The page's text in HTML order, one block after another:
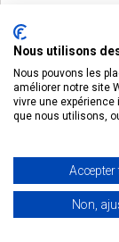
22. NON
VENTE
n'ait pas exigé
façon permanente
comme une
23. INTÉGRALITÉ
Les dispositions
conclu entre les
Nous utilisons
Nous pouvons les
améliorer notre site
vivre une
que nous utilisons,
Accepter
Non,